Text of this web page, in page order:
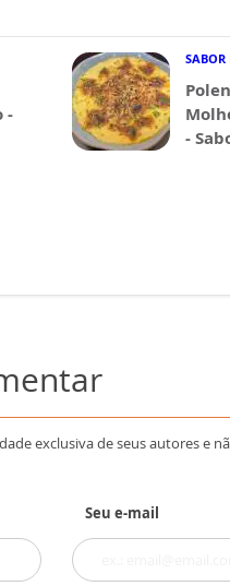
-
SABOR
-
exclusiva de seus autores e
Seu e-mail